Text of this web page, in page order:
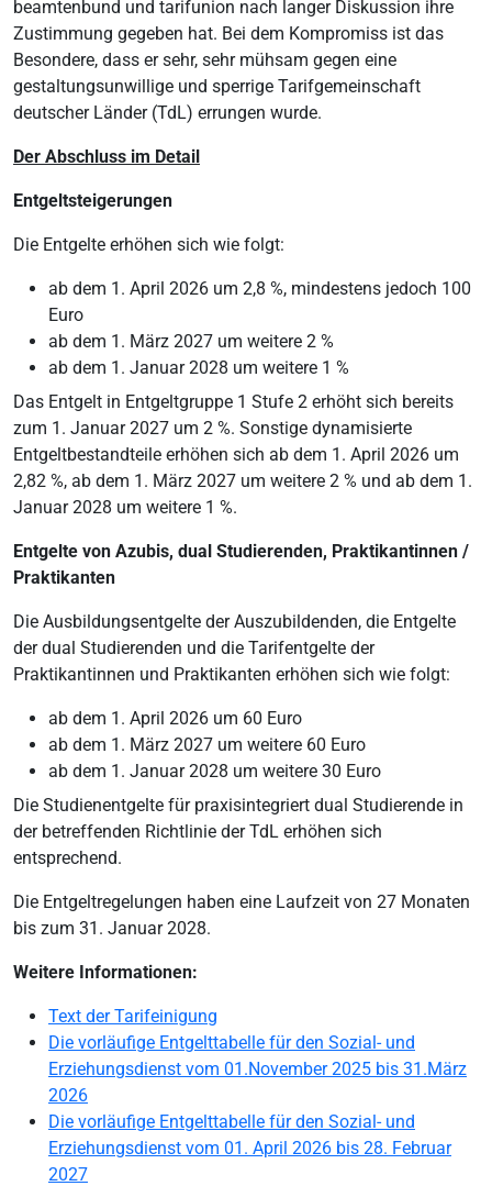
beamtenbund und tarifunion nach langer Diskussion ihre
Zustimmung gegeben hat. Bei dem Kompromiss ist das
Besondere, dass er sehr, sehr mühsam gegen eine
gestaltungsunwillige und sperrige Tarifgemeinschaft
deutscher Länder (TdL) errungen wurde.
Der Abschluss im Detail
Entgeltsteigerungen
Die Entgelte erhöhen sich wie folgt:
ab dem 1. April 2026 um 2,8 %, mindestens jedoch 100
Euro
ab dem 1. März 2027 um weitere 2 %
ab dem 1. Januar 2028 um weitere 1 %
Das Entgelt in Entgeltgruppe 1 Stufe 2 erhöht sich bereits
zum 1. Januar 2027 um 2 %. Sonstige dynamisierte
Entgeltbestandteile erhöhen sich ab dem 1. April 2026 um
2,82 %, ab dem 1. März 2027 um weitere 2 % und ab dem 1.
Januar 2028 um weitere 1 %.
Entgelte von Azubis, dual Studierenden, Praktikantinnen /
Praktikanten
Die Ausbildungsentgelte der Auszubildenden, die Entgelte
der dual Studierenden und die Tarifentgelte der
Praktikantinnen und Praktikanten erhöhen sich wie folgt:
ab dem 1. April 2026 um 60 Euro
ab dem 1. März 2027 um weitere 60 Euro
ab dem 1. Januar 2028 um weitere 30 Euro
Die Studienentgelte für praxisintegriert dual Studierende in
der betreffenden Richtlinie der TdL erhöhen sich
entsprechend.
Die Entgeltregelungen haben eine Laufzeit von 27 Monaten
bis zum 31. Januar 2028.
Weitere Informationen:
Text der Tarifeinigung
Die vorläufige Entgelttabelle für den Sozial- und
Erziehungsdienst vom 01.November 2025 bis 31.März
2026
Die vorläufige Entgelttabelle für den Sozial- und
Erziehungsdienst vom 01. April 2026 bis 28. Februar
2027